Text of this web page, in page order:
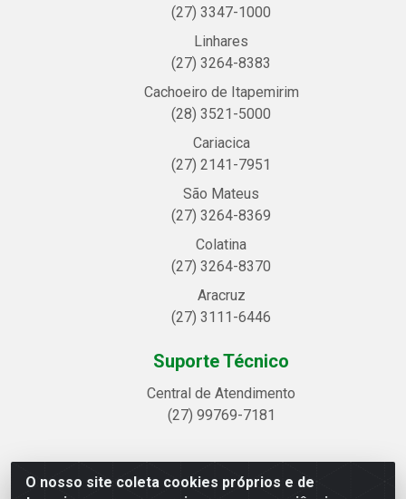
O nosso site coleta cookies próprios e de
(27) 3347-1000
Linhares
(27) 3264-8383
Cachoeiro de Itapemirim
(28) 3521-5000
Cariacica
(27) 2141-7951
São Mateus
(27) 3264-8369
Colatina
(27) 3264-8370
Aracruz
(27) 3111-6446
Suporte Técnico
Central de Atendimento
(27) 99769-7181
Linhavix Distribuidora LTDA - Avenida Alegre, 2521 -